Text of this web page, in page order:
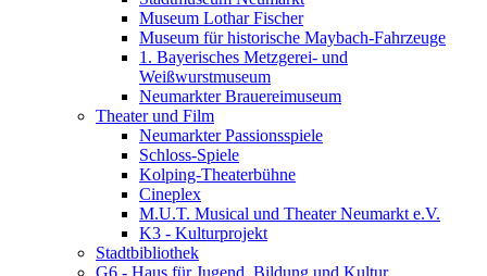
Museum Lothar Fischer
Museum für historische Maybach-Fahrzeuge
1. Bayerisches Metzgerei- und
Weißwurstmuseum
Neumarkter Brauereimuseum
Theater und Film
Neumarkter Passionsspiele
Schloss-Spiele
Kolping-Theaterbühne
Cineplex
M.U.T. Musical und Theater Neumarkt e.V.
K3 - Kulturprojekt
Stadtbibliothek
G6 - Haus für Jugend, Bildung und Kultur